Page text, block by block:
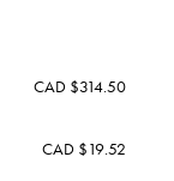
CAD $314.50
CAD $19.52